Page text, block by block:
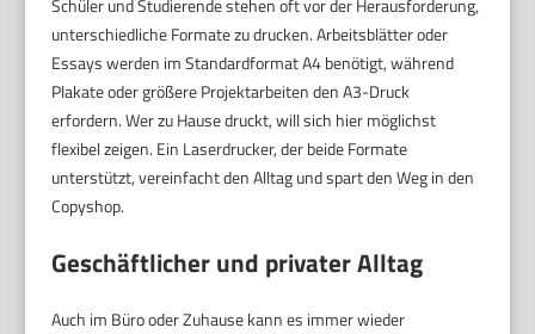
Schüler und Studierende stehen oft vor der Herausforderung,
unterschiedliche Formate zu drucken. Arbeitsblätter oder
Essays werden im Standardformat A4 benötigt, während
Plakate oder größere Projektarbeiten den A3-Druck
erfordern. Wer zu Hause druckt, will sich hier möglichst
flexibel zeigen. Ein Laserdrucker, der beide Formate
unterstützt, vereinfacht den Alltag und spart den Weg in den
Copyshop.
Geschäftlicher und privater Alltag
Auch im Büro oder Zuhause kann es immer wieder